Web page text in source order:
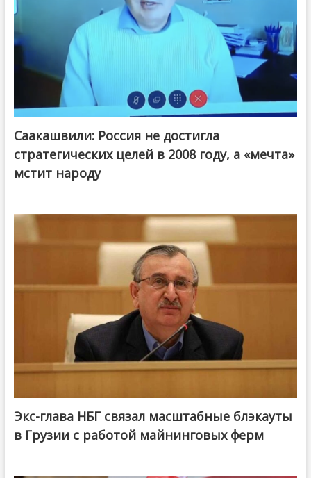
Саакашвили: Россия не достигла
стратегических целей в 2008 году, а «мечта»
мстит народу
Экс-глава НБГ связал масштабные блэкауты
в Грузии с работой майнинговых ферм